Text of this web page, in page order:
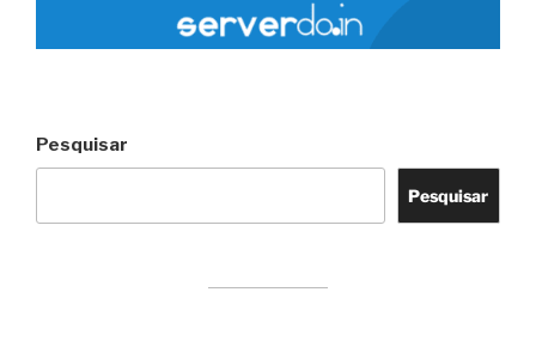
Pesquisar
Pesquisar